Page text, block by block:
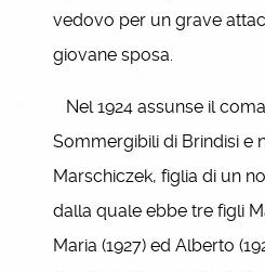
vedovo per un grave
giovane sposa.
Nel 1924 assunse il
Sommergibili di Brindisi e
Marschiczek, figlia di un
dalla quale ebbe tre figli
Maria (1927) ed Alberto